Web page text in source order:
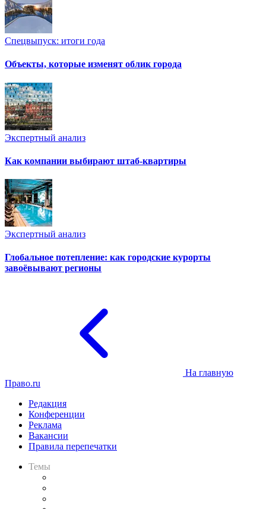
Спецвыпуск: итоги года
Объекты, которые изменят облик города
Экспертный анализ
Как компании выбирают штаб-квартиры
Экспертный анализ
Глобальное потепление: как городские курорты
завоёвывают регионы
На главную
Право.ru
Редакция
Конференции
Реклама
Вакансии
Правила перепечатки
Темы